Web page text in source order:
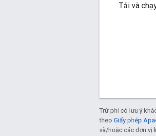
Tải và
Trừ phi có lưu ý
theo Giấy phép
và/hoặc các đơn vị